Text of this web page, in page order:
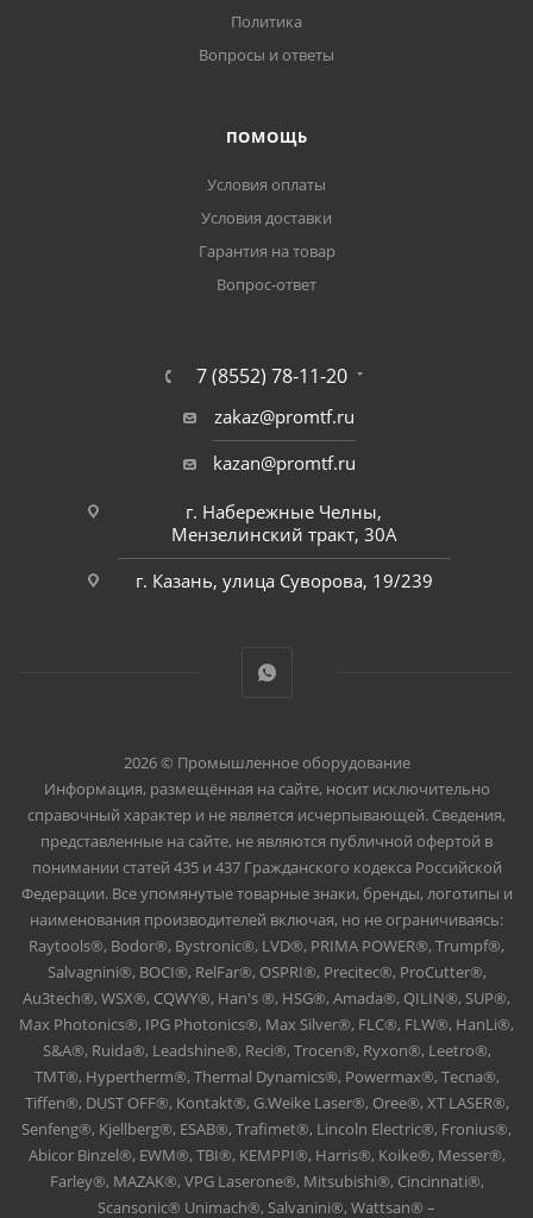
Политика
Вопросы и ответы
ПОМОЩЬ
Условия оплаты
Условия доставки
Гарантия на товар
Вопрос-ответ
7 (8552) 78-11-20
zakaz@promtf.ru
kazan@promtf.ru
г. Набережные Челны,
Мензелинский тракт, 30А
г. Казань, улица Суворова, 19/239
2026 © Промышленное оборудование
Информация, размещённая на сайте, носит исключительно
справочный характер и не является исчерпывающей. Сведения,
представленные на сайте, не являются публичной офертой в
понимании статей 435 и 437 Гражданского кодекса Российской
Федерации. Все упомянутые товарные знаки, бренды, логотипы и
наименования производителей включая, но не ограничиваясь:
Raytools®, Bodor®, Bystronic®, LVD®, PRIMA POWER®, Trumpf®,
Salvagnini®, BOCI®, RelFar®, OSPRI®, Precitec®, ProCutter®,
Au3tech®, WSX®, CQWY®, Han's ®, HSG®, Amada®, QILIN®, SUP®,
Max Photonics®, IPG Photonics®, Max Silver®, FLC®, FLW®, HanLi®,
S&A®, Ruida®, Leadshine®, Reci®, Trocen®, Ryxon®, Leetro®,
TMT®, Hypertherm®, Thermal Dynamics®, Powermax®, Tecna®,
Tiffen®, DUST OFF®, Kontakt®, G.Weike Laser®, Oree®, XT LASER®,
Senfeng®, Kjellberg®, ESAB®, Trafimet®, Lincoln Electric®, Fronius®,
Abicor Binzel®, EWM®, TBI®, KEMPPI®, Harris®, Koike®, Messer®,
Farley®, MAZAK®, VPG Laserone®, Mitsubishi®, Cincinnati®,
Scansonic® Unimach®, Salvanini®, Wattsan® –